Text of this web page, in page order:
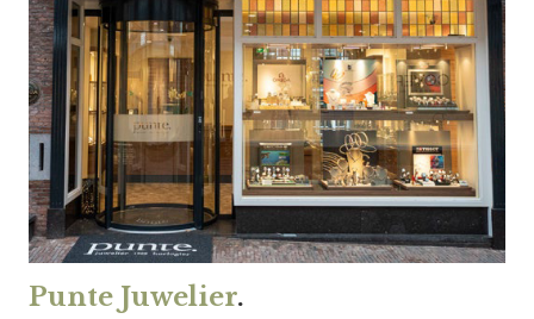
Punte Juwelier.